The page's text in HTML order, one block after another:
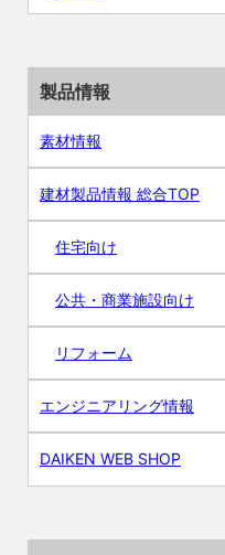
製品情報
素材情報
建材製品情報 総合TOP
住宅向け
公共・商業施設向け
リフォーム
エンジニアリング情報
DAIKEN WEB SHOP